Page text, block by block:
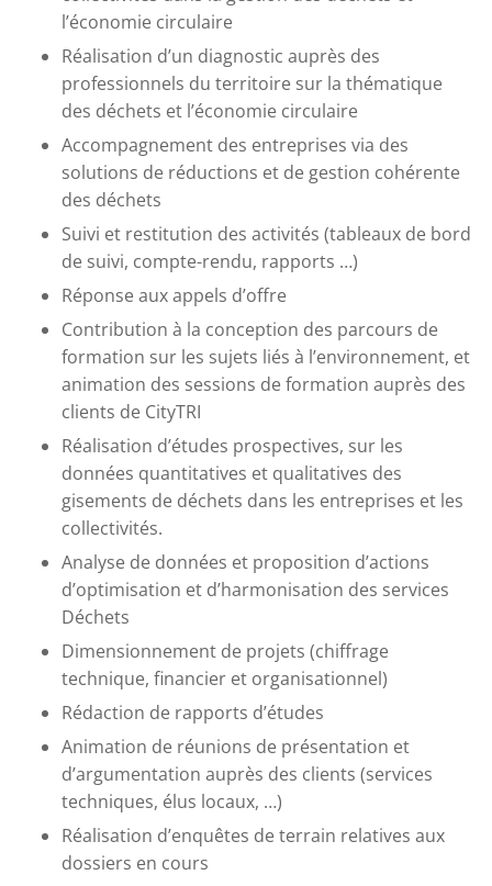
l’économie circulaire
Réalisation d’un diagnostic auprès des
professionnels du territoire sur la thématique
des déchets et l’économie circulaire
Accompagnement des entreprises via des
solutions de réductions et de gestion cohérente
des déchets
Suivi et restitution des activités (tableaux de bord
de suivi, compte-rendu, rapports …)
Réponse aux appels d’offre
Contribution à la conception des parcours de
formation sur les sujets liés à l’environnement, et
animation des sessions de formation auprès des
clients de CityTRI
Réalisation d’études prospectives, sur les
données quantitatives et qualitatives des
gisements de déchets dans les entreprises et les
collectivités.
Analyse de données et proposition d’actions
d’optimisation et d’harmonisation des services
Déchets
Dimensionnement de projets (chiffrage
technique, financier et organisationnel)
Rédaction de rapports d’études
Animation de réunions de présentation et
d’argumentation auprès des clients (services
techniques, élus locaux, …)
Réalisation d’enquêtes de terrain relatives aux
dossiers en cours